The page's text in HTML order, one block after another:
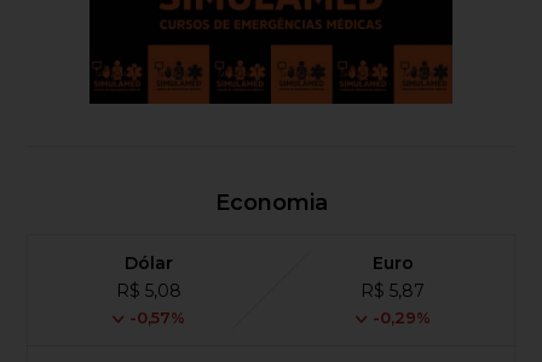
Economia
Dólar
R$ 5,08
-0,57%
Euro
R$ 5,87
-0,29%